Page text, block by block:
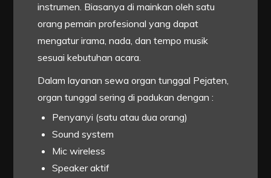
instrumen. Biasanya di mainkan oleh satu
orang pemain profesional yang dapat
mengatur irama, nada, dan tempo musik
sesuai kebutuhan acara.
Dalam layanan sewa organ tunggal Pejaten,
organ tunggal sering di padukan dengan :
Penyanyi (satu atau dua orang)
Sound system
Mic wireless
Speaker aktif